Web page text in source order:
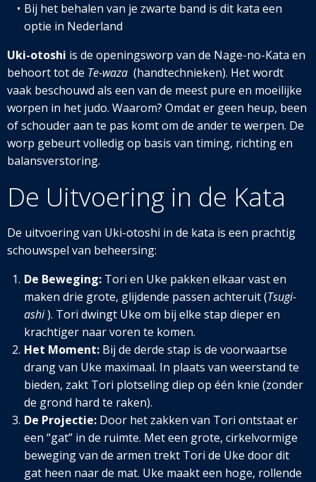
Bij het behalen van je zwarte band is dit kata een
optie in Nederland
Uki-otoshi is de openingsworp van de Nage-no-Kata en
behoort tot de Te-waza (handtechnieken). Het wordt
vaak beschouwd als een van de meest pure en moeilijke
worpen in het judo. Waarom? Omdat er geen heup, been
of schouder aan te pas komt om de ander te werpen. De
worp gebeurt volledig op basis van timing, richting en
balansverstoring.
De Uitvoering in de Kata
De uitvoering van Uki-otoshi in de kata is een prachtig
schouwspel van beheersing:
De Beweging:Tori en Uke pakken elkaar vast en
maken drie grote, glijdende passen achteruit (Tsugi-
ashi). Tori dwingt Uke om bij elke stap dieper en
krachtiger naar voren te komen.
Het Moment:Bij de derde stap is de voorwaartse
drang van Uke maximaal. In plaats van weerstand te
bieden, zakt Tori plotseling diep op één knie (zonder
de grond hard te raken).
De Projectie:Door het zakken van Tori ontstaat er
een “gat” in de ruimte. Met een grote, cirkelvormige
beweging van de armen trekt Tori de Uke door dit
gat heen naar de mat. Uke maakt een hoge, rollende